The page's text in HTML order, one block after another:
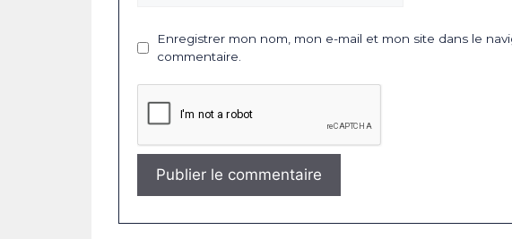
Enregistrer mon nom, mon e-mail et mon site dans le
commentaire.